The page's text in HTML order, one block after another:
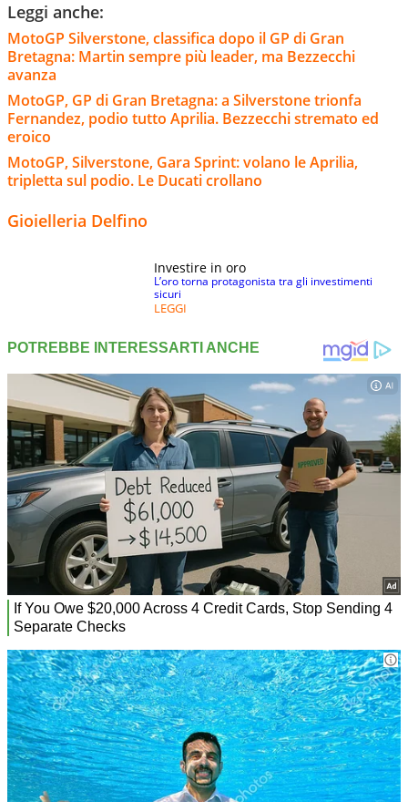
Leggi anche:
MotoGP Silverstone, classifica dopo il GP di Gran
Bretagna: Martin sempre più leader, ma Bezzecchi
avanza
MotoGP, GP di Gran Bretagna: a Silverstone trionfa
Fernandez, podio tutto Aprilia. Bezzecchi stremato ed
eroico
MotoGP, Silverstone, Gara Sprint: volano le Aprilia,
tripletta sul podio. Le Ducati crollano
Gioielleria Delfino
Investire in oro
L’oro torna protagonista tra gli investimenti
sicuri
LEGGI